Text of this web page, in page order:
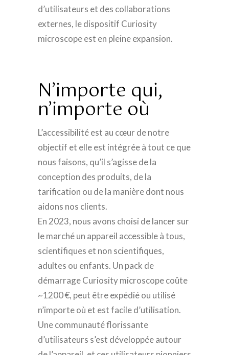
d’utilisateurs et des collaborations
externes, le dispositif Curiosity
microscope est en pleine expansion.
N’importe qui,
n’importe où
L’accessibilité est au cœur de notre
objectif et elle est intégrée à tout ce que
nous faisons, qu’il s’agisse de la
conception des produits, de la
tarification ou de la manière dont nous
aidons nos clients.
En 2023, nous avons choisi de lancer sur
le marché un appareil accessible à tous,
scientifiques et non scientifiques,
adultes ou enfants. Un pack de
démarrage Curiosity microscope coûte
~1200 €, peut être expédié ou utilisé
n’importe où et est facile d’utilisation.
Une communauté florissante
d’utilisateurs s’est développée autour